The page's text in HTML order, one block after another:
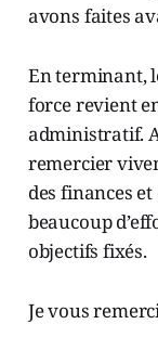
avons faites
En terminant,
force revient
administratif.
remercier
des finances
beaucoup
objectifs fixés.
Je vous